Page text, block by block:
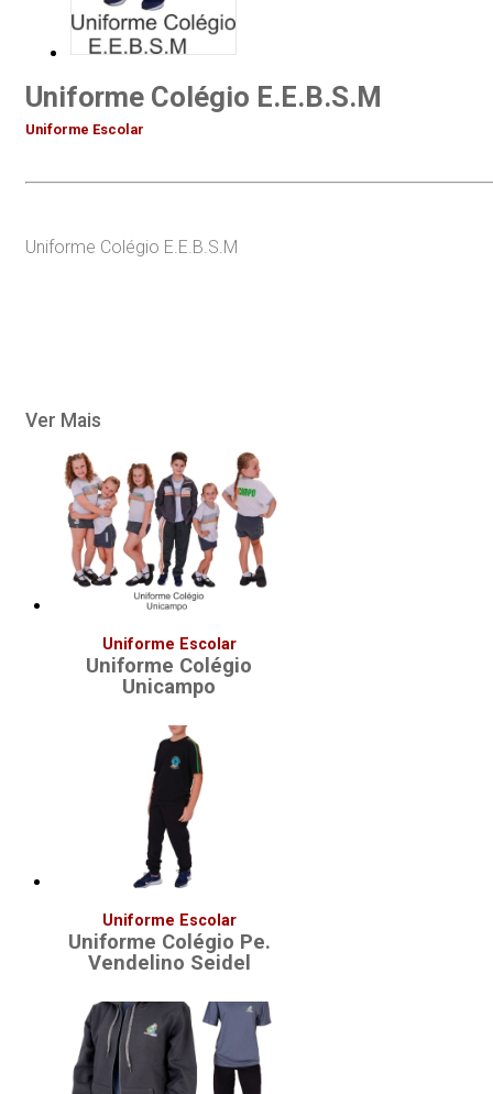
Uniforme Colégio E.E.B.S.M
Uniforme Escolar
Uniforme Colégio E.E.B.S.M
Ver Mais
Uniforme Escolar
Uniforme Colégio
Unicampo
Uniforme Escolar
Uniforme Colégio Pe.
Vendelino Seidel